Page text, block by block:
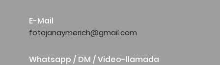
E-Mail
fotojanaymerich@gmail.com
Whatsapp / DM / Video-llamada